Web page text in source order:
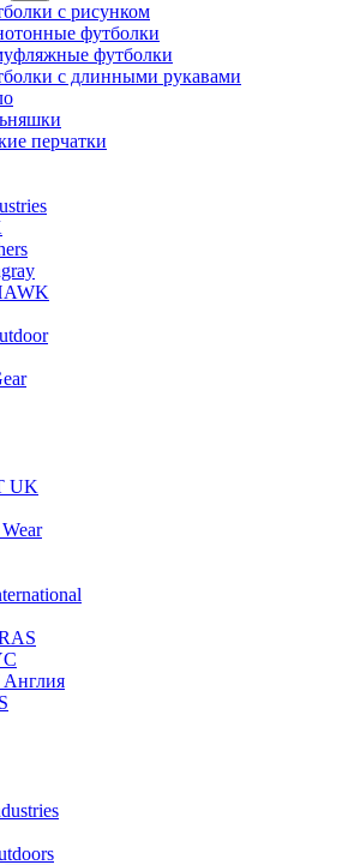
с рисунком
футболки
футболки
с длинными рукавами
перчатки
UK
Англия